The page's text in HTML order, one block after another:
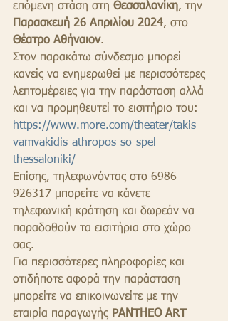
επόμενη στάση στη Θεσσαλονίκη, την
Παρασκευή 26 Απριλίου 2024, στο
Θέατρο Αθήναιον.
Στον παρακάτω σύνδεσμο μπορεί
κανείς να ενημερωθεί με περισσότερες
λεπτομέρειες για την παράσταση αλλά
και να προμηθευτεί το εισιτήριο του:
https://www.more.com/theater/takis-
vamvakidis-athropos-so-spel-
thessaloniki/
Επίσης, τηλεφωνόντας στο 6986
926317 μπορείτε να κάνετε
τηλεφωνική κράτηση και δωρεάν να
παραδοθούν τα εισιτήρια στο χώρο
σας.
Για περισσότερες πληροφορίες και
οτιδήποτε αφορά την παράσταση
μπορείτε να επικοινωνείτε με την
εταιρία παραγωγής PANTHEO ART